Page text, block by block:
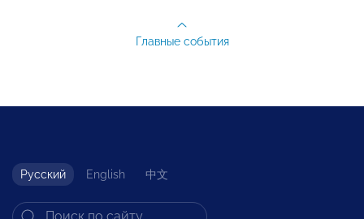
Главные события
Русский English 中文